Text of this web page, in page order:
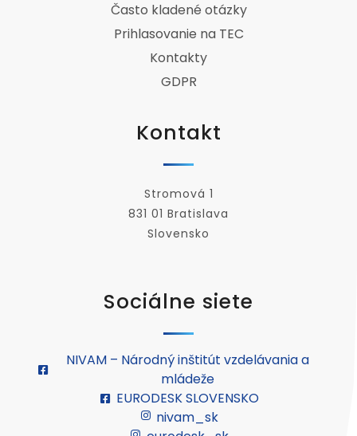
Často kladené otázky
Prihlasovanie na TEC
Kontakty
GDPR
Kontakt
Stromová 1
831 01 Bratislava
Slovensko
Sociálne siete
NIVAM – Národný inštitút vzdelávania a
mládeže
EURODESK SLOVENSKO
nivam_sk